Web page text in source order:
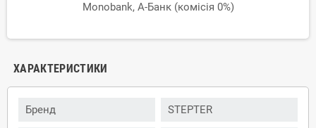
Monobank, А-Банк (комісія 0%)
ХАРАКТЕРИСТИКИ
Бренд STEPTER